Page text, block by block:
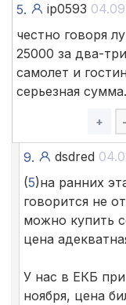
5. ip0593
честно говоря
25000 за два-
самолет и
серьезная сумма.
+
9. dsdred
(5)на ранних
говорится не
можно купить
цена
У нас в ЕКБ
ноября, цена